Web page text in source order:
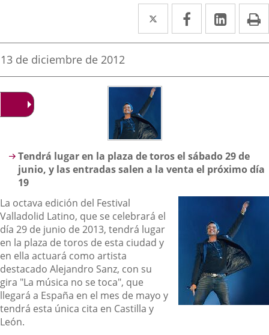
Twitter
Enlace
a
aplicación
Facebook
Enlace
a
aplicación
Enlace
a
Fecha
la
noticia
13 de diciembre de 2012
Descripción
Tendrá lugar en la plaza de toros el sábado 29 de
junio, y las entradas salen a la venta el próximo día
19
La octava edición del Festival
Valladolid Latino, que se celebrará el
día 29 de junio de 2013, tendrá lugar
en la plaza de toros de esta ciudad y
en ella actuará como artista
destacado Alejandro Sanz, con su
gira "La música no se toca", que
llegará a España en el mes de mayo y
tendrá esta única cita en Castilla y
León.